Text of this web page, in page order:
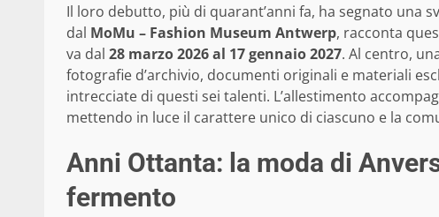
Il loro debutto, più di quarant’anni fa, ha segnato una
dal MoMu – Fashion Museum Antwerp, racconta
va dal 28 marzo 2026 al 17 gennaio 2027. Al centro,
fotografie d’archivio, documenti originali e materiali
intrecciate di questi sei talenti. L’allestimento
mettendo in luce il carattere unico di ciascuno e la
Anni Ottanta: la moda di
fermento